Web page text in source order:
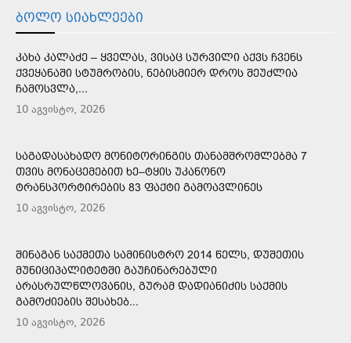
ᲑᲝᲚᲝ ᲡᲘᲐᲮᲚᲔᲔᲑᲘ
ᲙᲐᲮᲐ ᲙᲐᲚᲐᲫᲔ – ᲧᲕᲔᲚᲐᲡ, ᲕᲘᲡᲐᲪ ᲡᲣᲠᲕᲘᲚᲘ ᲐᲥᲕᲡ ᲩᲕᲔᲜᲡ
ᲥᲕᲔᲧᲐᲜᲐᲨᲘ ᲡᲢᲣᲛᲠᲝᲑᲘᲡ, ᲜᲔᲑᲘᲡᲛᲘᲔᲠ ᲓᲠᲝᲡ ᲨᲔᲣᲫᲚᲘᲐ
ᲩᲐᲛᲝᲡᲕᲚᲐ,...
10 აგვისტო, 2026
ᲡᲐᲒᲐᲓᲐᲡᲐᲮᲐᲓᲝ ᲛᲝᲜᲘᲢᲝᲠᲘᲜᲒᲘᲡ ᲗᲐᲜᲐᲛᲨᲠᲝᲛᲚᲔᲑᲛᲐ 7
ᲗᲕᲘᲡ ᲛᲝᲜᲐᲪᲔᲛᲔᲑᲘᲗ ᲮᲔ–ᲢᲧᲘᲡ ᲣᲙᲐᲜᲝᲜᲝ
ᲢᲠᲐᲜᲡᲞᲝᲠᲢᲘᲠᲔᲑᲘᲡ 83 ᲤᲐᲥᲢᲘ ᲒᲐᲛᲝᲐᲕᲚᲘᲜᲔᲡ
10 აგვისტო, 2026
ᲨᲘᲜᲐᲒᲐᲜ ᲡᲐᲥᲛᲔᲗᲐ ᲡᲐᲛᲘᲜᲘᲡᲢᲠᲝ 2014 ᲬᲔᲚᲡ, ᲓᲣᲨᲔᲗᲘᲡ
ᲛᲣᲜᲘᲪᲘᲞᲐᲚᲘᲢᲔᲢᲨᲘ ᲒᲐᲣᲩᲘᲜᲐᲠᲔᲑᲣᲚᲘ
ᲐᲠᲐᲡᲠᲣᲚᲬᲚᲝᲕᲐᲜᲘᲡ, ᲒᲣᲠᲐᲛ ᲓᲐᲓᲘᲐᲜᲘᲫᲘᲡ ᲡᲐᲥᲛᲘᲡ
ᲒᲐᲛᲝᲫᲘᲔᲑᲘᲡ ᲨᲔᲡᲐᲮᲔᲑ...
10 აგვისტო, 2026